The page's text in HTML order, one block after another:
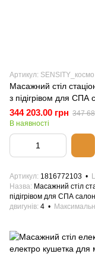
Артикул: SENSITY_космо
Масажний стіл
з підігрівом для СПА
344 203.00 грн 347
В наявності
Артикул 1816772103
Назва Масажний стіл
підігрівом для СПА
двигунів 4